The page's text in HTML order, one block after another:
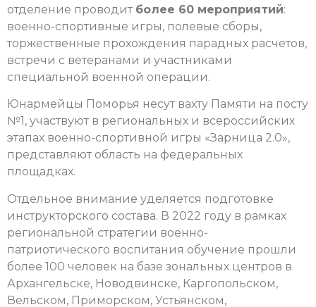
отделение проводит более 60 мероприятий:
военно-спортивные игры, полевые сборы,
торжественные прохождения парадных расчетов,
встречи с ветеранами и участниками
специальной военной операции.
Юнармейцы Поморья несут вахту Памяти на посту
№1, участвуют в региональных и всероссийских
этапах военно-спортивной игры «Зарница 2.0»,
представляют область на федеральных
площадках.
Отдельное внимание уделяется подготовке
инструкторского состава. В 2022 году в рамках
региональной стратегии военно-
патриотического воспитания обучение прошли
более 100 человек на базе зональных центров в
Архангельске, Новодвинске, Каргопольском,
Вельском, Приморском, Устьянском,